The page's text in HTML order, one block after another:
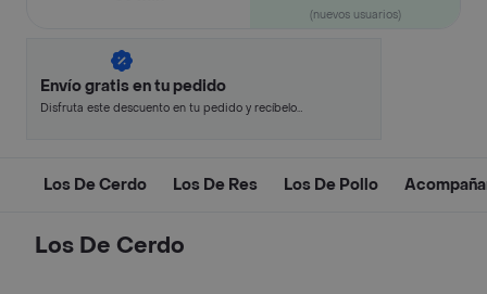
(nuevos usuarios)
Envío gratis en tu pedido
Disfruta este descuento en tu pedido y recíbelo
Los De Cerdo Los De Res Los De Pollo
Los De Cerdo